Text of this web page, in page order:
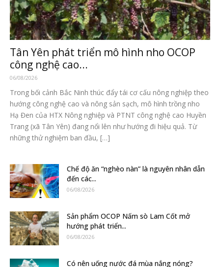
Tân Yên phát triển mô hình nho OCOP
công nghệ cao...
06/08/2026
Trong bối cảnh Bắc Ninh thúc đẩy tái cơ cấu nông nghiệp theo
hướng công nghệ cao và nông sản sạch, mô hình trồng nho
Hạ Đen của HTX Nông nghiệp và PTNT công nghệ cao Huyền
Trang (xã Tân Yên) đang nổi lên như hướng đi hiệu quả. Từ
những thử nghiệm ban đầu, […]
Chế độ ăn “nghèo nàn” là nguyên nhân dẫn
đến các...
06/08/2026
Sản phẩm OCOP Nấm sò Lam Cốt mở
hướng phát triển...
06/08/2026
Có nên uống nước đá mùa nắng nóng?